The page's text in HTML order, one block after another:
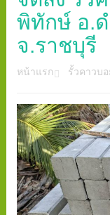
พิทักษ์ อ.
จ.ราชบุรี
หน้าแรก รั้วคาวบอ